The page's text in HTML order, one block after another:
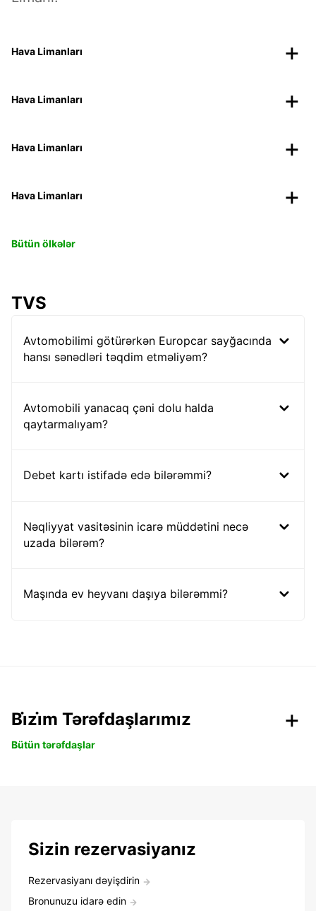
Hava Limanları
Hava Limanları
Hava Limanları
Hava Limanları
Bütün ölkələr
TVS
Avtomobilimi götürərkən Europcar sayğacında
hansı sənədləri təqdim etməliyəm?
Avtomobili yanacaq çəni dolu halda
qaytarmalıyam?
Debet kartı istifadə edə bilərəmmi?
Nəqliyyat vasitəsinin icarə müddətini necə
uzada bilərəm?
Maşında ev heyvanı daşıya bilərəmmi?
Bi̇zi̇m Tərəfdaşlarımız
Bütün tərəfdaşlar
Sizin rezervasiyanız
Rezervasiyanı dəyişdirin
Bronunuzu idarə edin